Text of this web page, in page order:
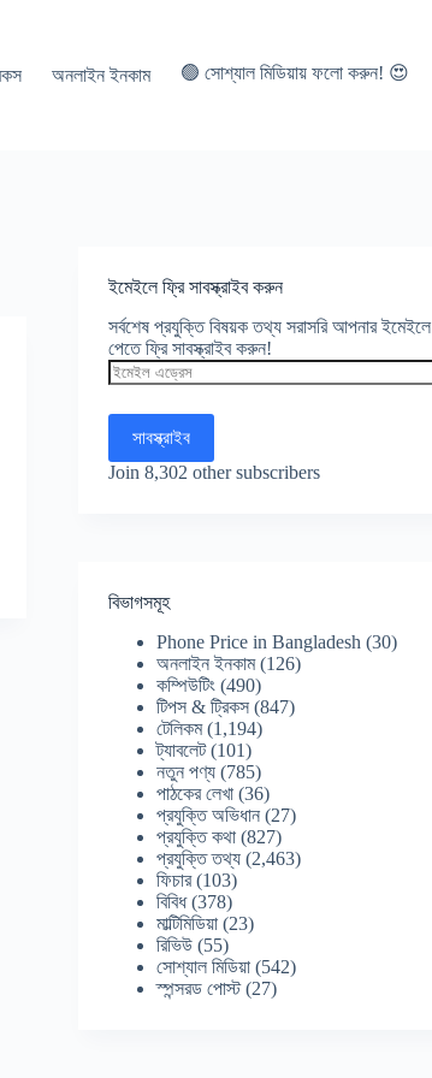
অনলাইন ইনকাম 🟢 সোশ্যাল মিডিয়ায় ফলো করুন! 😍
ইমেইলে ফ্রি সাবস্ক্রাইব করুন
সর্বশেষ প্রযুক্তি বিষয়ক তথ্য সরাসরি আপনার ইমেইলে
পেতে ফ্রি সাবস্ক্রাইব করুন!
ইমেইল
এড্রেস
সাবস্ক্রাইব
Join 8,302 other subscribers
বিভাগসমূহ
Phone Price in Bangladesh (30)
অনলাইন ইনকাম(126)
কম্পিউটিং (490)
টিপস & ট্রিকস (847)
টেলিকম(1,194)
ট্যাবলেট(101)
নতুন পণ্য (785)
পাঠকের লেখা (36)
প্রযুক্তি অভিধান (27)
প্রযুক্তি কথা (827)
প্রযুক্তি তথ্য (2,463)
ফিচার(103)
বিবিধ(378)
মাল্টিমিডিয়া (23)
রিভিউ (55)
সোশ্যাল মিডিয়া (542)
স্পন্সরড পোস্ট(27)